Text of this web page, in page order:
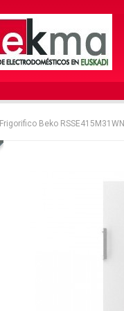
Frigorifico Beko RSSE415M31WN